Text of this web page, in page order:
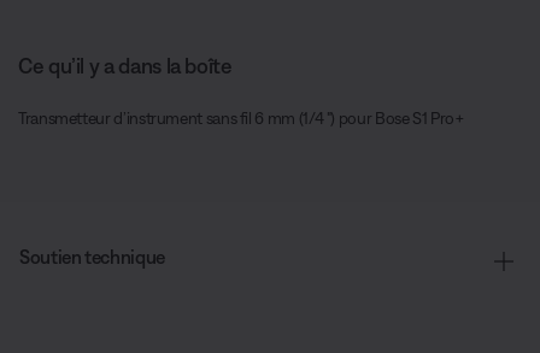
Ce qu’il y a dans la boîte
Transmetteur d’instrument sans fil 6 mm (1/4 ") pour Bose S1 Pro+
Soutien technique